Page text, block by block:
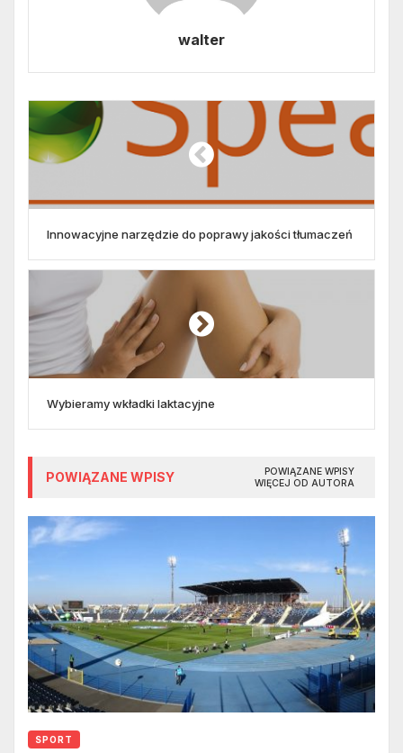
walter
Innowacyjne narzędzie do poprawy jakości tłumaczeń
Wybieramy wkładki laktacyjne
POWIĄZANE WPISY
POWIĄZANE WPISY
WIĘCEJ OD AUTORA
SPORT